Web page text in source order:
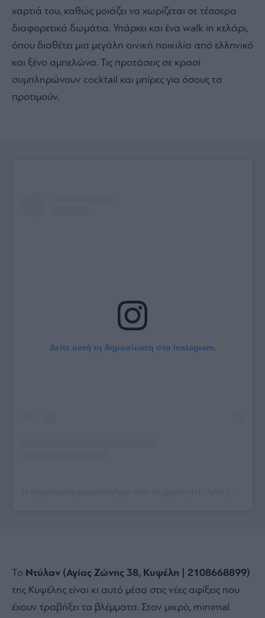
χαρτιά του, καθώς μοιάζει να χωρίζεται σε τέσσερα
διαφορετικά δωμάτια. Υπάρχει και ένα walk in κελάρι,
όπου διαθέτει μια μεγάλη οινική ποικιλία από ελληνικό
και ξένο αμπελώνα. Τις προτάσεις σε κρασί
συμπληρώνουν cocktail και μπίρες για όσους τα
προτιμούν.
Δείτε αυτή τη δημοσίευση στο Instagram.
Το Ντύλαν (Αγίας Ζώνης 38, Κυψέλη | 2108668899)
της Κυψέλης είναι κι αυτό μέσα στις νέες αφίξεις που
έχουν τραβήξει τα βλέμματα. Στον μικρό, minimal